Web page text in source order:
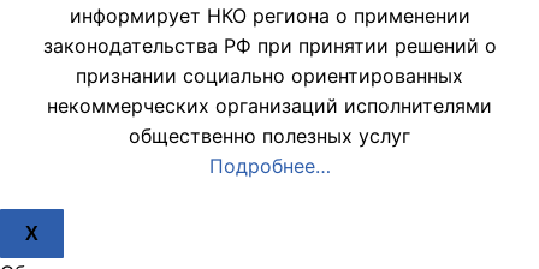
информирует НКО региона о применении
законодательства РФ при принятии решений о
признании социально ориентированных
некоммерческих организаций исполнителями
общественно полезных услуг
Подробнее…
X